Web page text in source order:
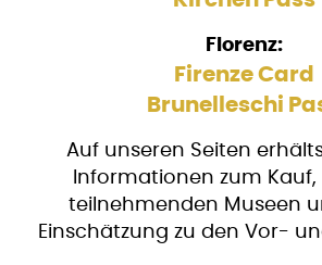
Florenz:
Firenze Card
Brunelleschi
Auf unseren Seiten
Informationen zum Kauf,
teilnehmenden Museen
Einschätzung zu den Vor-